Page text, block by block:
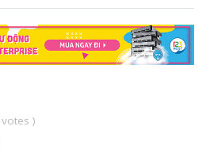
votes )